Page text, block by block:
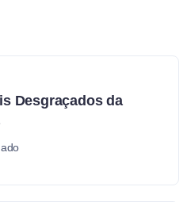
Desgraçados da